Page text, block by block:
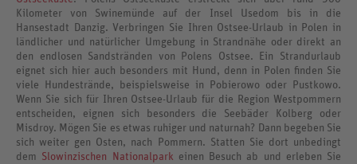
Kilometer von Swinemünde auf der Insel Usedom bis in die
Hansestadt Danzig. Verbringen Sie Ihren Ostsee-Urlaub in Polen in
ländlicher und natürlicher Umgebung in Strandnähe oder direkt an
den endlosen Sandstränden von Polens Ostsee. Ein Strandurlaub
eignet sich hier auch besonders mit Hund, denn in Polen finden Sie
viele Hundestrände, beispielsweise in Pobierowo oder Pustkowo.
Wenn Sie sich für Ihren Ostsee-Urlaub für die Region Westpommern
entscheiden, eignen sich besonders die Seebäder Kolberg oder
Misdroy. Mögen Sie es etwas ruhiger und naturnah? Dann begeben Sie
sich weiter gen Osten, nach Pommern. Statten Sie dort unbedingt
dem Slowinzischen Nationalpark einen Besuch ab und erleben Sie